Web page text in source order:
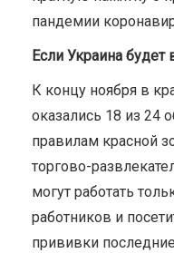
пандемии
Если Украина будет
К концу ноября в
оказались 18 из 24
правилам красной
торгово-
могут работать
работников и
прививки